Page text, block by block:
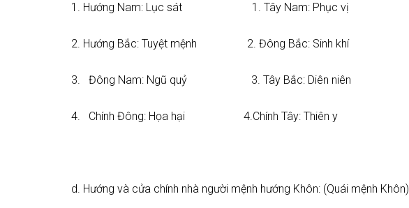
1. Hướng Nam: Lục sát 1. Tây Nam: Phục vị
2. Hướng Bắc: Tuyệt mệnh 2. Đông Bắc: Sinh khí
3. Đông Nam: Ngũ quỷ 3. Tây Bắc: Diên niên
4. Chính Đông: Họa hại 4.Chính Tây: Thiên y
d. Hướng và cửa chính nhà người mệnh hướng Khôn: (Quái mệnh Khôn)